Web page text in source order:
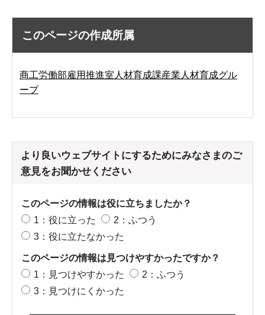
このページの作成所属
商工労働部雇用推進室人材育成課産業人材育成グル
ープ
より良いウェブサイトにするためにみなさまのご
意見をお聞かせください
このページの情報は役に立ちましたか？
1：役に立った
2：ふつう
3：役に立たなかった
このページの情報は見つけやすかったですか？
1：見つけやすかった
2：ふつう
3：見つけにくかった